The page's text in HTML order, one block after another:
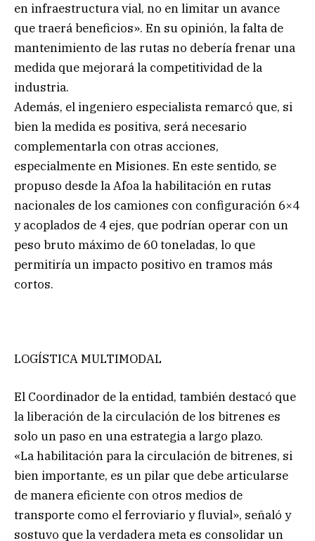
en infraestructura vial, no en limitar un avance
que traerá beneficios». En su opinión, la falta de
mantenimiento de las rutas no debería frenar una
medida que mejorará la competitividad de la
industria.
Además, el ingeniero especialista remarcó que, si
bien la medida es positiva, será necesario
complementarla con otras acciones,
especialmente en Misiones. En este sentido, se
propuso desde la Afoa la habilitación en rutas
nacionales de los camiones con configuración 6×4
y acoplados de 4 ejes, que podrían operar con un
peso bruto máximo de 60 toneladas, lo que
permitiría un impacto positivo en tramos más
cortos.
LOGÍSTICA MULTIMODAL
El Coordinador de la entidad, también destacó que
la liberación de la circulación de los bitrenes es
solo un paso en una estrategia a largo plazo.
«La habilitación para la circulación de bitrenes, si
bien importante, es un pilar que debe articularse
de manera eficiente con otros medios de
transporte como el ferroviario y fluvial», señaló y
sostuvo que la verdadera meta es consolidar un